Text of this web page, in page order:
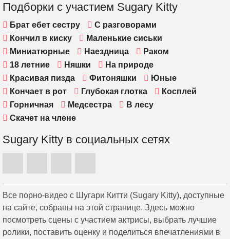
Подборки с участием Sugary Kitty
Брат ебет сестру
С разговорами
Кончил в киску
Маленькие сиськи
Миниатюрные
Наездница
Раком
18 летние
Няшки
На природе
Красивая пизда
Фитоняшки
Юные
Кончает в рот
Глубокая глотка
Косплей
Горничная
Медсестра
В лесу
Скачет на члене
Sugary Kitty в социальных сетях
Все порно-видео с Шугари Китти (Sugary Kitty), доступные
на сайте, собраны на этой странице. Здесь можно
посмотреть сцены с участием актрисы, выбрать лучшие
ролики, поставить оценку и поделиться впечатлениями в